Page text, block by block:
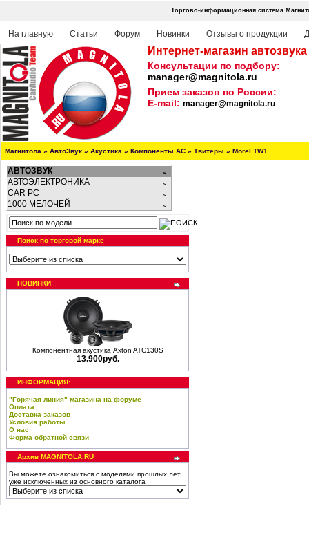
Торгово-информационная система
На главную Статьи Форум Новинки Отзывы о продукции
Интернет-магазин
Консультации по подбору:
manager@magnitola.ru
Прием заказов по России:
E-mail: manager@magnitola.ru
Магнитола » АвтоЗвук » Акустика » Компоненты АС » Твитеры » Morel TW1
АВТОЗВУК
АВТОЭЛЕКТРОНИКА
CAR PC
1000 МЕЛОЧЕЙ
Поиск по торговой марке
НОВИНКИ
Компонентная акустика Axton ATC130S
13.900руб.
ИНФОРМАЦИЯ:
"Горячая линия" магазина на форуме
Оплата
Доставка заказов
Условия работы
О нас
Форма обратной связи
Архив MAGNITOLA.RU
Вы можете ознакомиться с моделями прошлых лет,
уже исключенных из основного каталога